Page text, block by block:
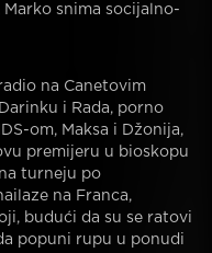
snima socijalno-
na Canetovim
i Rada, porno
om, Maksa i Džonija,
premijeru u bioskopu
turneju po
na Franca,
budući da su se ratovi
popuni rupu u ponudi